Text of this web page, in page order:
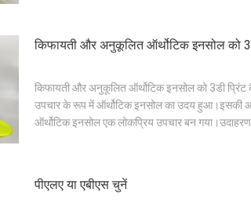
किफायती और अनुकूलित ऑर्थोटिक इनसोल को
किफायती और अनुकूलित ऑर्थोटिक इनसोल को 3डी
उपचार के रूप में ऑर्थोटिक इनसोल का उदय हुआ।इसकी
ऑर्थोटिक इनसोल एक लोकप्रिय उपचार बन
पीएलए या एबीएस चुनें